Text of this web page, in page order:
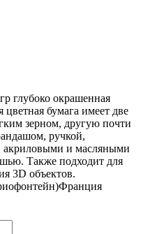
глубоко окрашенная
цветная бумага имеет две
зерном, другую почти
ручкой,
акриловыми и масляными
Также подходит для
3D объектов.